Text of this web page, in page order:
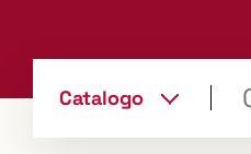
Catalogocambia
il